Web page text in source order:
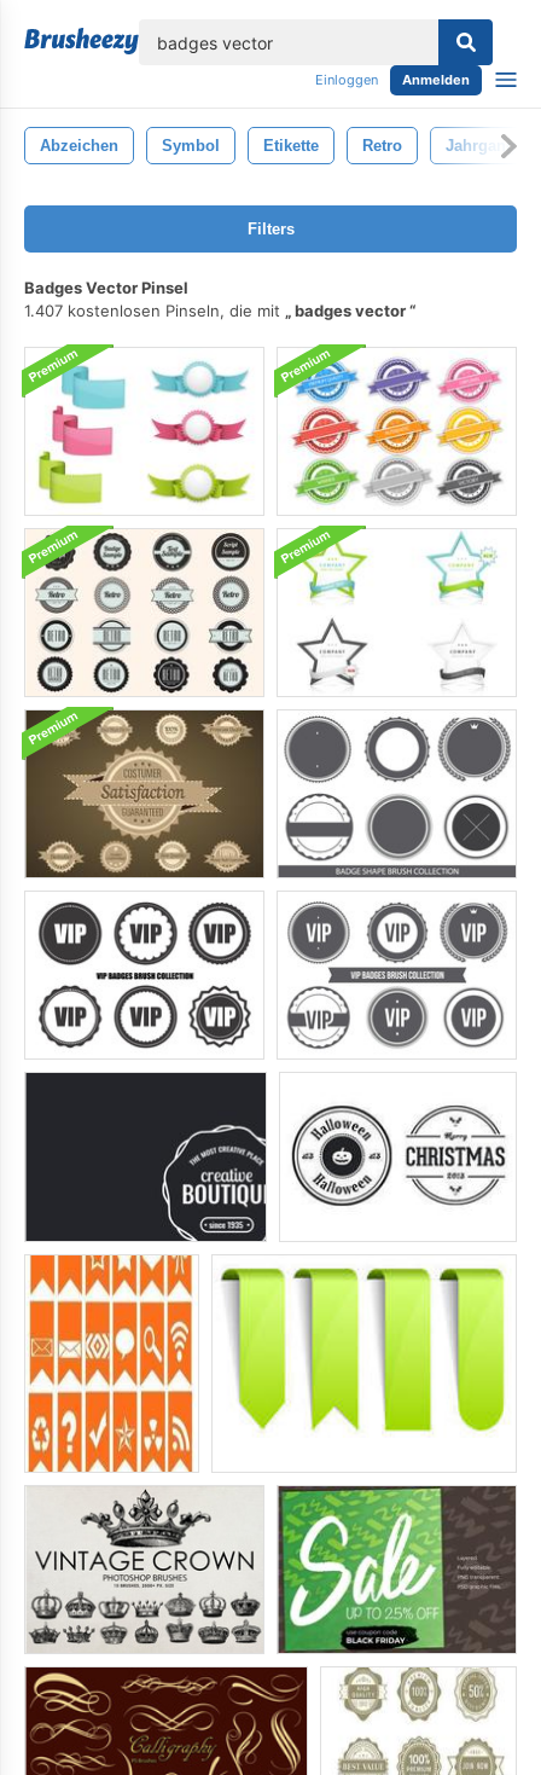
Einloggen Anmelden
Abzeichen Symbol Etikette Retro Jahrgang
Filters
Badges Vector Pinsel
1.407 kostenlosen Pinseln, die mit
badges vector